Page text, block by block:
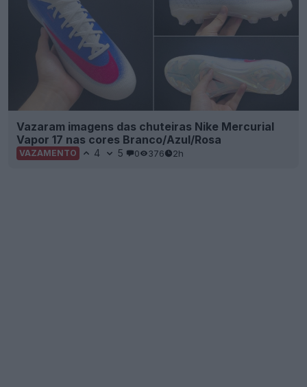
Vazaram imagens das chuteiras Nike Mercurial
Vapor 17 nas cores Branco/Azul/Rosa
VAZAMENTO 4 5 0 376 2h